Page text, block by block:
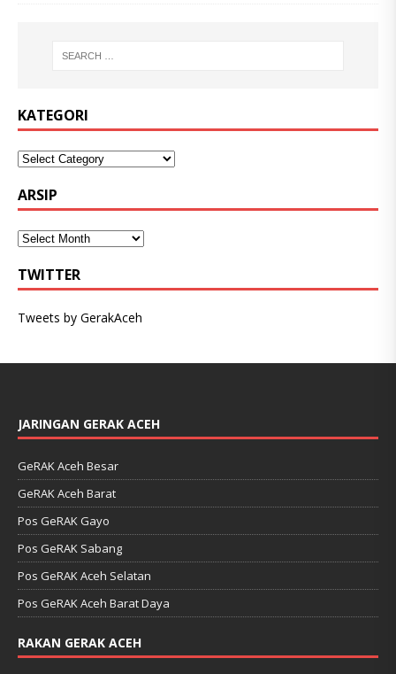
KATEGORI
ARSIP
TWITTER
Tweets by GerakAceh
JARINGAN GERAK ACEH
GeRAK Aceh Besar
GeRAK Aceh Barat
Pos GeRAK Gayo
Pos GeRAK Sabang
Pos GeRAK Aceh Selatan
Pos GeRAK Aceh Barat Daya
RAKAN GERAK ACEH